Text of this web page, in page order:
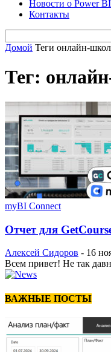
Новости о Power BI
Контакты
Домой Теги онлайн-
Тег:
myBI Connect
Отчет для
Алексей Сидоров - 16
Всем привет! Не так
ВАЖНЫЕ ПОСТЫ